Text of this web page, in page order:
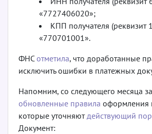
«7727406020»;
КПП получателя (реквизит
«770701001».
ФНС отметила, что доработанные
исключить ошибки в платежных
Напомним, со следующего месяца
обновленные правила оформления
которые уточняют действующий
Документ: